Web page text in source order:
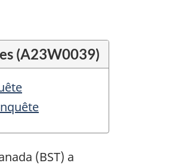
(A23W0039)
(BST) a